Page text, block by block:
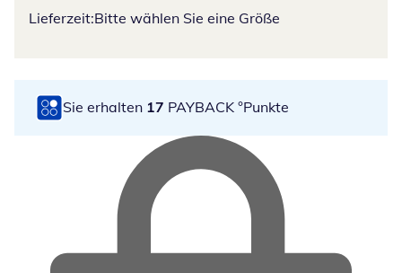
Lieferzeit:Bitte wählen Sie eine Größe
Sie erhalten 17 PAYBACK °Punkte